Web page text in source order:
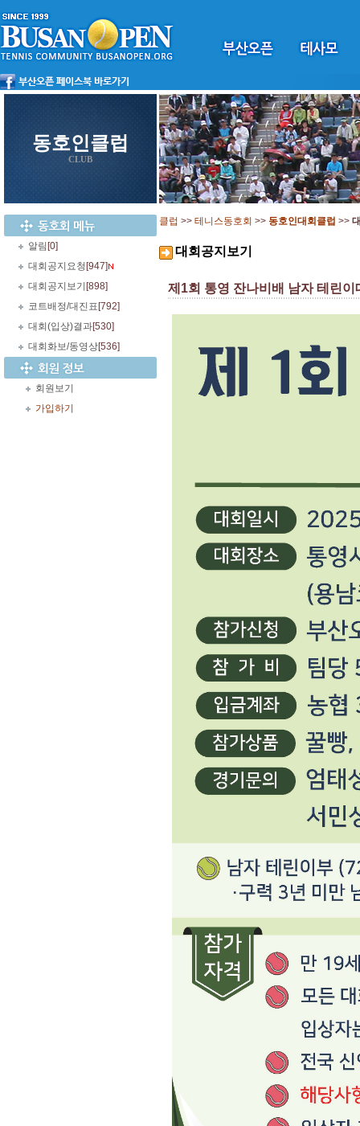
동호인클럽
CLUB
알림 [0]
대회공지요청 [947]
대회공지보기 [898]
코트배정/대진표 [792]
대회(입상)결과[530]
대회화보/동영상[536]
회원보기
가입하기
클럽 >> 테니스동호회 >> 동호인대회클럽 >>
대회공지보기
제1회 통영 잔나비배 남자 테린이